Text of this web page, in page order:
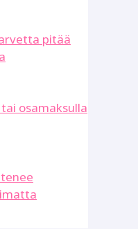
pitää
osamaksulla